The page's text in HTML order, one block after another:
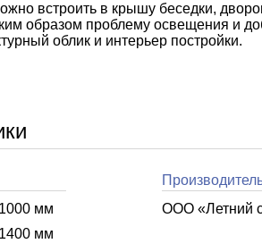
встроить в крышу беседки,
образом проблему освещения и
облик и интерьер постройки.
1000 мм
1400 мм
ООО «Летний